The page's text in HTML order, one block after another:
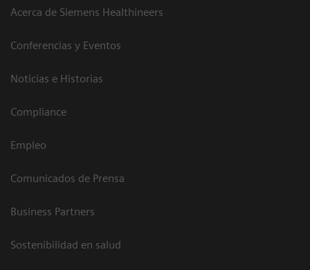
Acerca de Siemens Healthineers
Conferencias y Eventos
Noticias e Historias
Compliance
Empleo
Comunicados de Prensa
Business Partners
Sostenibilidad en salud